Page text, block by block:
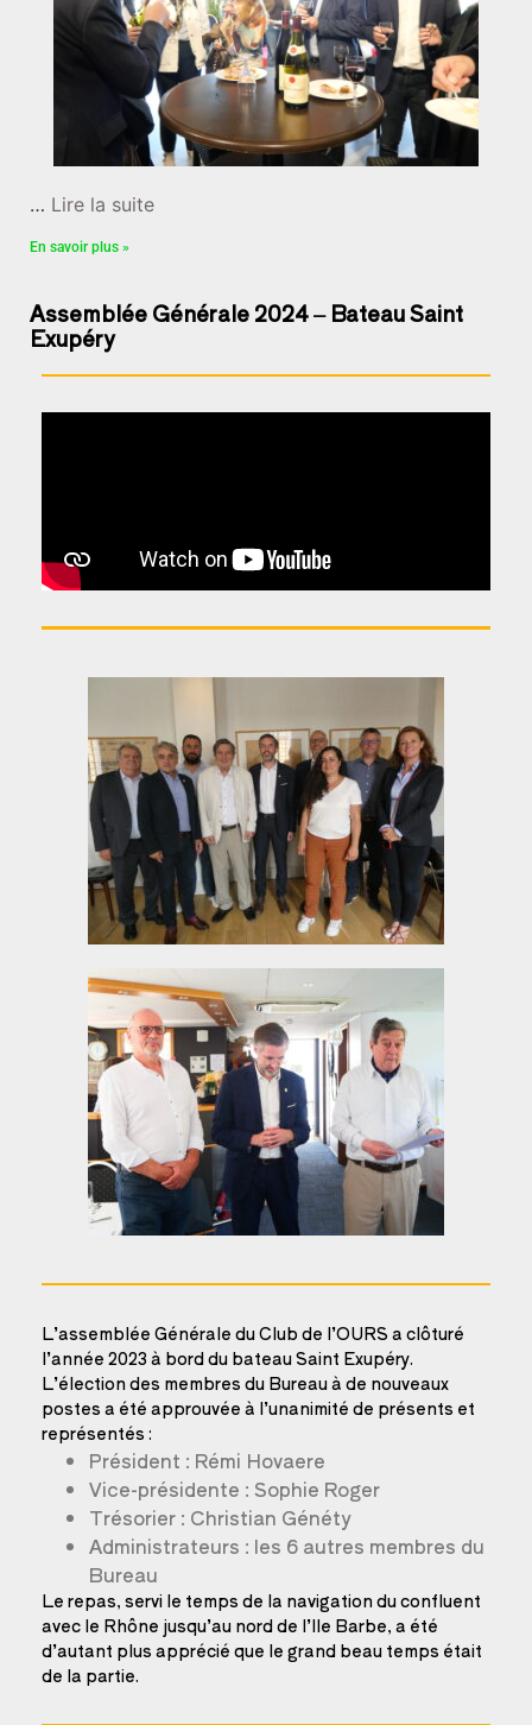
… Lire la suite
En savoir plus »
Assemblée Générale 2024 – Bateau Saint
Exupéry
L’assemblée Générale du Club de l’OURS a clôturé
l’année 2023 à bord du bateau Saint Exupéry.
L’élection des membres du Bureau à de nouveaux
postes a été approuvée à l’unanimité de présents et
représentés :
Président : Rémi Hovaere
Vice-présidente : Sophie Roger
Trésorier : Christian Généty
Administrateurs : les 6 autres membres du
Bureau
Le repas, servi le temps de la navigation du confluent
avec le Rhône jusqu’au nord de l’Ile Barbe, a été
d’autant plus apprécié que le grand beau temps était
de la partie.